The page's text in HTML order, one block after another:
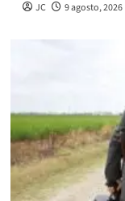
JC 9 agosto, 2026